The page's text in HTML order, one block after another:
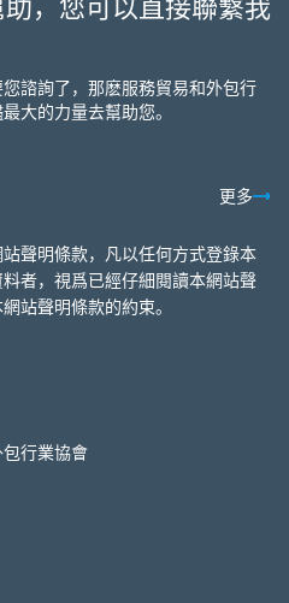
諮詢了，那麽服務貿易和外包行
大的力量去幫助您。
更多
聲明條款，凡以任何方式登錄本
者，視爲已經仔細閱讀本網站聲
站聲明條款的約束。
行業協會